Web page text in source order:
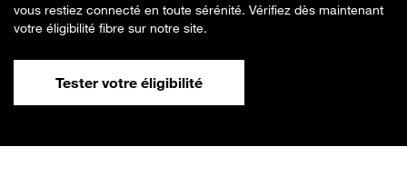
vous restiez connecté en toute sérénité. Vérifiez dès maintenant
votre éligibilité fibre sur notre site.
Tester votre éligibilité